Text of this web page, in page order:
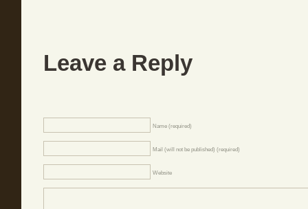
Leave a Reply
Name (required)
Mail (will not be published) (required)
Website